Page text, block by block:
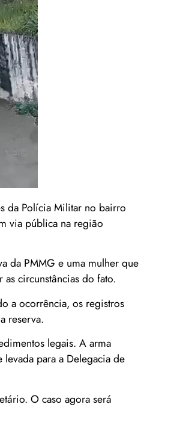
da Polícia Militar no bairro
via pública na região
da PMMG e uma mulher que
circunstâncias do fato.
a ocorrência, os registros
reserva.
legais. A arma
para a Delegacia de
O caso agora será